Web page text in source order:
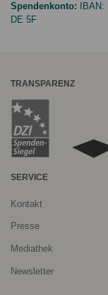
Spendenkonto: IBAN:
DE 5F
TRANSPARENZ
SERVICE
Kontakt
Presse
Mediathek
Newsletter